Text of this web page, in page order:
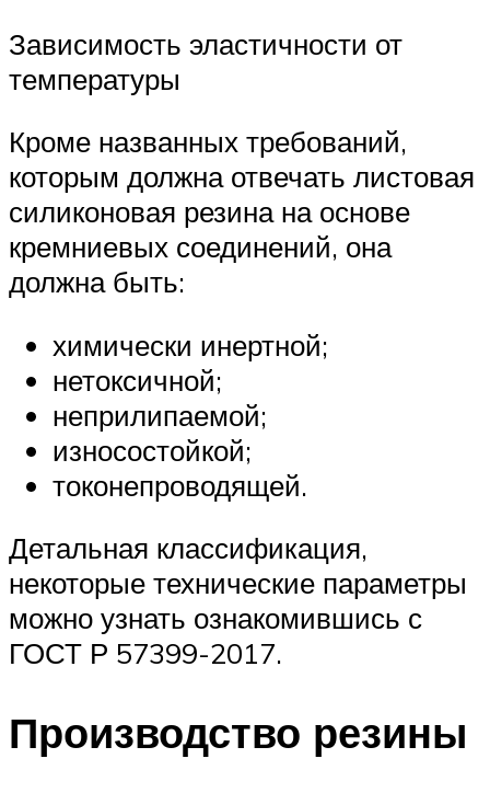
Зависимость эластичности от
температуры
Кроме названных требований,
которым должна отвечать листовая
силиконовая резина на основе
кремниевых соединений, она
должна быть:
химически инертной;
нетоксичной;
неприлипаемой;
износостойкой;
токонепроводящей.
Детальная классификация,
некоторые технические параметры
можно узнать ознакомившись с
ГОСТ Р 57399-2017.
Производство резины